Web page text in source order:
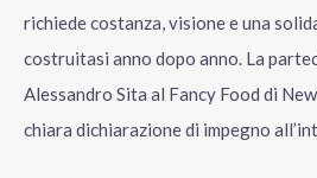
richiede costanza, visione e una
costruitasi anno dopo anno. La
Alessandro Sita al Fancy Food di
chiara dichiarazione di impegno